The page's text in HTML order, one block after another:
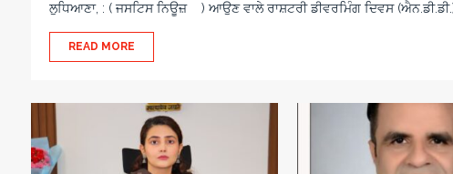
ਲੁਧਿਆਣਾ, : ( ਜਸਟਿਸ ਨਿਊਜ਼ ) ਆਉਣ ਵਾਲੇ ਰਾਸ਼ਟਰੀ ਡੀਵਰਮਿੰਗ ਦਿਵਸ
READ MORE